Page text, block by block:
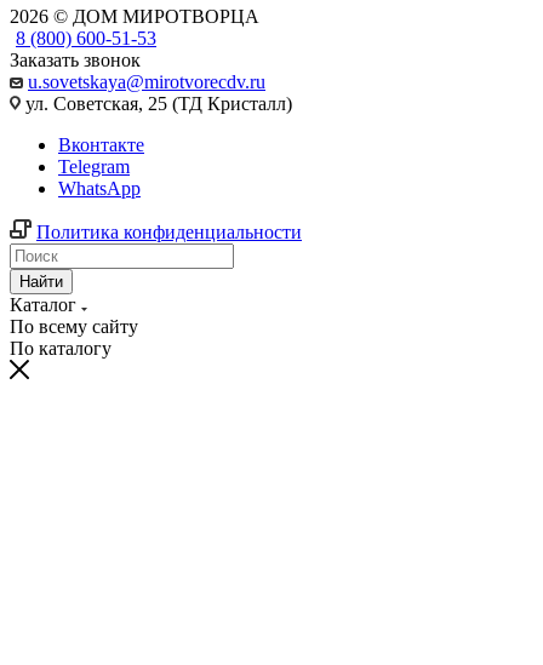
2026 © ДОМ МИРОТВОРЦА
8 (800) 600-51-53
Заказать звонок
u.sovetskaya@mirotvorecdv.ru
ул. Советская, 25 (ТД Кристалл)
Вконтакте
Telegram
WhatsApp
Политика конфиденциальности
Найти
Каталог
По всему сайту
По каталогу